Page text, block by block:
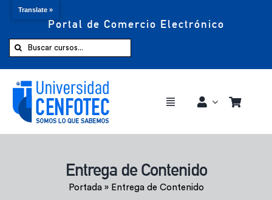
Portal de Comercio Electrónico
Buscar:
Toggle
Comprar ahora
Entrega de Contenido
Portada» Entrega de Contenido
Translate »